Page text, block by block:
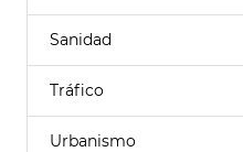
Sanidad
Tráfico
Urbanismo